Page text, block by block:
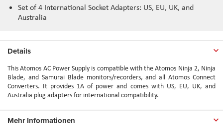
Set of 4 International Socket Adapters: US, EU, UK, and
Australia
Details
This Atomos AC Power Supply is compatible with the Atomos Ninja 2, Ninja
Blade, and Samurai Blade monitors/recorders, and all Atomos Connect
Converters. It provides 1A of power and comes with US, EU, UK, and
Australia plug adapters for international compatibility.
Mehr Informationen